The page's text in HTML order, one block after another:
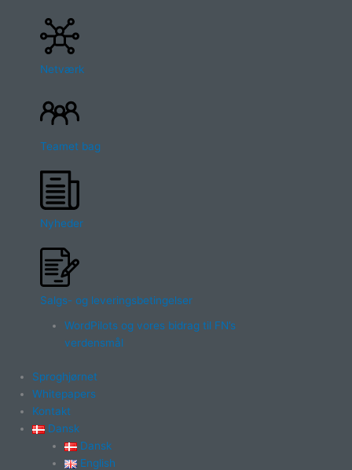
Netværk
Teamet bag
Nyheder
Salgs- og leveringsbetingelser
WordPilots og vores bidrag til FN’s
verdensmål
Sproghjørnet
Whitepapers
Kontakt
Dansk
Dansk
English